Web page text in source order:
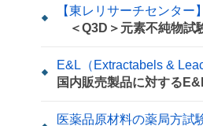
【東レリサーチセンタ
＜Q3D＞元素不純物試
E&L（Extractabels &
国内販売製品に対する
医薬品原材料の薬局方試